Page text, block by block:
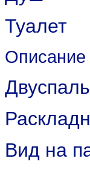
Туалет
Описание
Вид на